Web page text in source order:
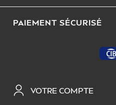
PAIEMENT SÉCURISÉ
VOTRE COMPTE